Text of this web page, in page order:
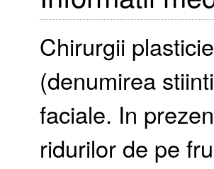
Chirurgii
(denumirea
faciale. In
ridurilor de pe